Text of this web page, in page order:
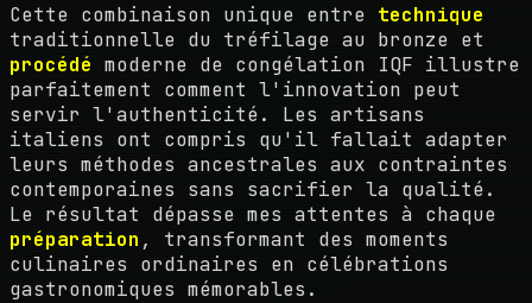
Cette combinaison unique entre technique
traditionnelle du tréfilage au bronze et
procédé moderne de congélation IQF illustre
parfaitement comment l'innovation peut
servir l'authenticité. Les artisans
italiens ont compris qu'il fallait adapter
leurs méthodes ancestrales aux contraintes
contemporaines sans sacrifier la qualité.
Le résultat dépasse mes attentes à chaque
préparation , transformant des moments
culinaires ordinaires en célébrations
gastronomiques mémorables.